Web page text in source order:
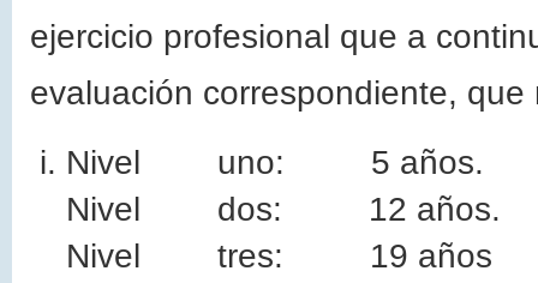
ejercicio profesional que a
evaluación correspondiente,
Nivel uno: 5 años.
Nivel dos: 12 años.
Nivel tres: 19 años